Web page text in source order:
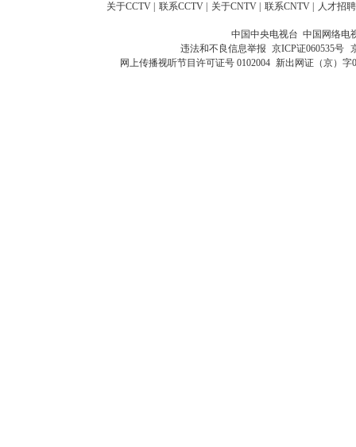
关于CCTV 联系CCTV 关于CNTV 联系CNTV 人才招聘
中国中央电视台 中国网络电
违法和不良信息举报 京ICP证060535号
网上传播视听节目许可证号 0102004 新出网证（京）